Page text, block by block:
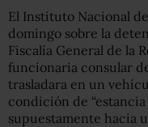
El Instituto Nacional
domingo sobre la
Fiscalía General de la
funcionaria consular
trasladara en un
condición de
supuestamente hacia